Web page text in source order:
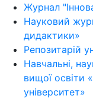
Журнал
Науковий
дидактики»
Репозитарій
Навчальні,
вищої освіти
університет»